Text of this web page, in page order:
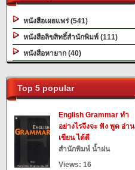
หนังสือเผยแพร่ (541)
หนังสือลิขสิทธิ์สำนักพิมพ์ (111)
หนังสือหายาก (40)
Top 5 popular
English Grammar ทำ
อย่างไรจึงจะ ฟัง พูด อ่าน
เขียน ได้ดี
สำนักพิมพ์ น้ำฝน
Views: 16